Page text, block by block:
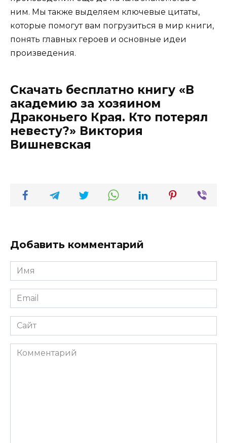
ним. Мы также выделяем ключевые цитаты,
которые помогут вам погрузиться в мир книги,
понять главных героев и основные идеи
произведения.
Скачать бесплатно книгу «В
академию за хозяином
Драконьего Края. Кто потерял
невесту?» Виктория
Вишневская
Добавить комментарий
Имя
*
Email
*
Сайт
Комментарий